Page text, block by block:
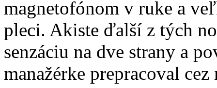
magnetofónom v ruke a
pleci. Akiste ďalší z tých
senzáciu na dve strany a
manažérke prepracoval